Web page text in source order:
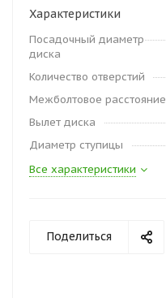
Характеристики
Посадочный диаметр
диска
Количество отверстий
Межболтовое расстояние
Вылет диска
Диаметр ступицы
Все характеристики
Поделиться